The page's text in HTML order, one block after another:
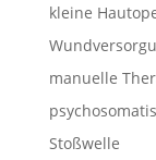
kleine
manuelle
Stoßwelle